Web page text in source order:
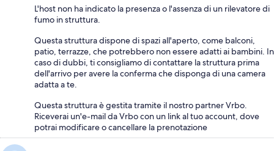
L'host non ha indicato la presenza o l'assenza di un rilevatore di
fumo in struttura.
Questa struttura dispone di spazi all'aperto, come balconi,
patio, terrazze, che potrebbero non essere adatti ai bambini. In
caso di dubbi, ti consigliamo di contattare la struttura prima
dell'arrivo per avere la conferma che disponga di una camera
adatta a te.
Questa struttura è gestita tramite il nostro partner Vrbo.
Riceverai un'e-mail da Vrbo con un link al tuo account, dove
potrai modificare o cancellare la prenotazione